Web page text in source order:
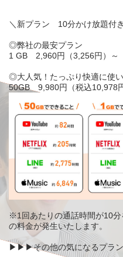
＼新プラン 10分かけ放題付
◎弊社の最安プラン
1 GB 2,960円（3,256円）～
◎大人気！ たっぷり快適に使
50GB 9,980円（税込10,978
※1回あたりの通話時間が10分
の料金が発生いたします。
▶▶▶その他の気になるプラン